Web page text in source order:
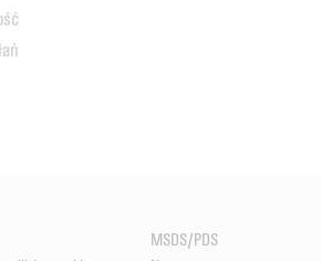
MSDS/PDS